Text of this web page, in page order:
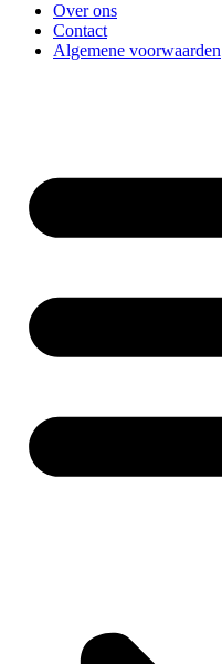
Over ons
Contact
Algemene voorwaarden